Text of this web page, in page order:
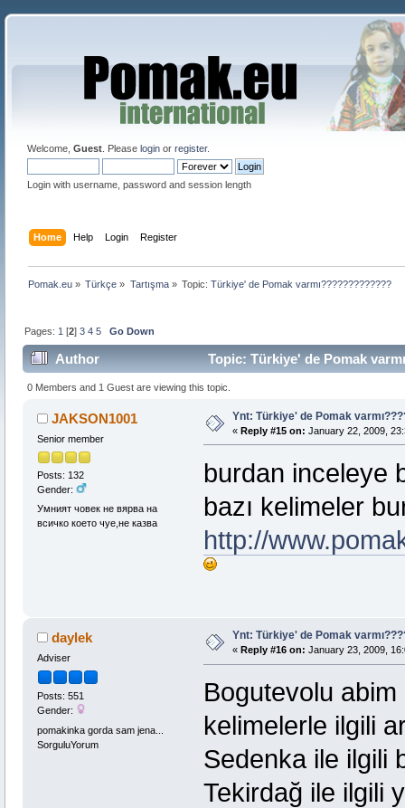
Welcome, Guest. Please loginor register.
Login with username, password and session length
Home Help Login Register
Pomak.eu » Türkçe » Tartışma» Topic:Türkiye' de Pomak varmı?????????????
Pages: 1 [2]3 4 5 Go Down
Author Topic: Türkiye' de Pomak
0 Members and 1 Guest are viewing this topic.
JAKSON1001
Senior member
Posts: 132
Gender:
Умният човек не вярва на
всичко което чуе,не казва
Ynt: Türkiye' de Pomak
« Reply #15 on: January 22, 2009,
burdan inceleye
bazı kelimeler
http://
daylek
Adviser
Posts: 551
Gender:
pomakinka gorda sam jena...
SorguluYorum
Ynt: Türkiye' de Pomak
« Reply #16 on: January 23, 2009,
Bogutevolu
kelimelerle ilgili
Sedenka ile ilgili
Tekirdağ ile ilgili